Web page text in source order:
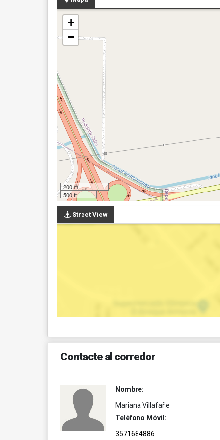
+
−
200 m
500 ft
Street View
Contacte al corredor
Nombre:
Mariana Villafañe
Teléfono Móvil:
3571684886